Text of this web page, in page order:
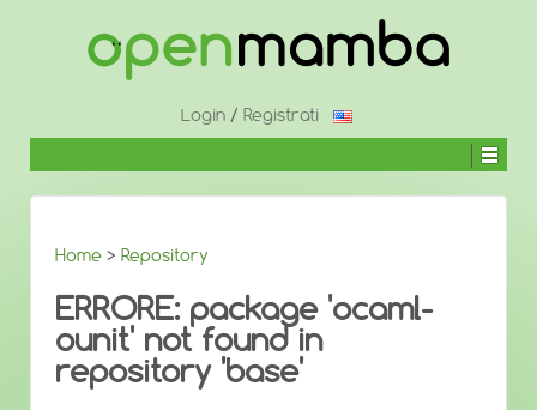
CONTENUTO
Login / Registrati
Home > Repository
ERRORE: package 'ocaml-
ounit' not found in
repository 'base'